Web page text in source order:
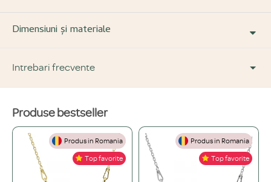
Dimensiuni și materiale
Intrebari frecvente
DESPRE PRODUS ȘI MATERIALE
Din ce materiale sunt fabricate bijuteriile voastre?
Folosim doar materiale de înaltă calitate, atent selecționate: Argint 925,
Produse bestseller
Produs in Romania
Top favorite
Produs in Romania
Top favorite